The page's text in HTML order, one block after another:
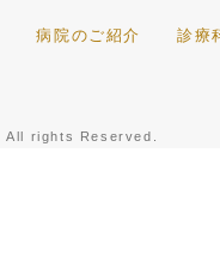
病院のご紹介
診療
. All rights Reserved.